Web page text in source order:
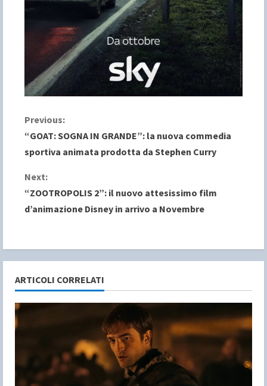
C
o
n
t
n
u
e
a
Previous:
“GOAT: SOGNA IN GRANDE”: la nuova commedia
sportiva animata prodotta da Stephen Curry
Next:
“ZOOTROPOLIS 2”: il nuovo attesissimo film
d’animazione Disney in arrivo a Novembre
ARTICOLI CORRELATI